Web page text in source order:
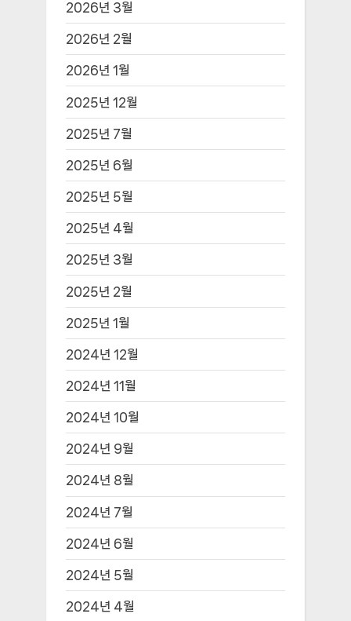
2026년 3월
2026년 2월
2026년 1월
2025년 12월
2025년 7월
2025년 6월
2025년 5월
2025년 4월
2025년 3월
2025년 2월
2025년 1월
2024년 12월
2024년 11월
2024년 10월
2024년 9월
2024년 8월
2024년 7월
2024년 6월
2024년 5월
2024년 4월